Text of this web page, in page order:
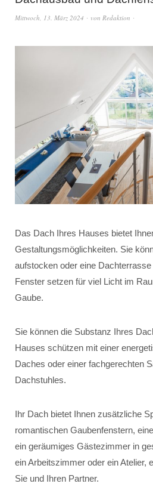
Mittwoch, 13. März 2024 von Redaktion
Das Dach Ihres Hauses bietet
Gestaltungsmöglichkeiten. Sie
aufstocken oder eine
Fenster setzen für viel Licht im
Gaube.
Sie können die Substanz Ihres
Hauses schützen mit einer
Daches oder einer fachgerechten
Dachstuhles.
Ihr Dach bietet Ihnen zusätzliche
romantischen Gaubenfenstern,
ein geräumiges Gästezimmer in
ein Arbeitszimmer oder ein Atelier,
Sie und Ihren Partner.